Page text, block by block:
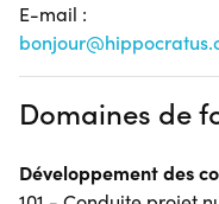
E-mail :
Domaines de
Développement des